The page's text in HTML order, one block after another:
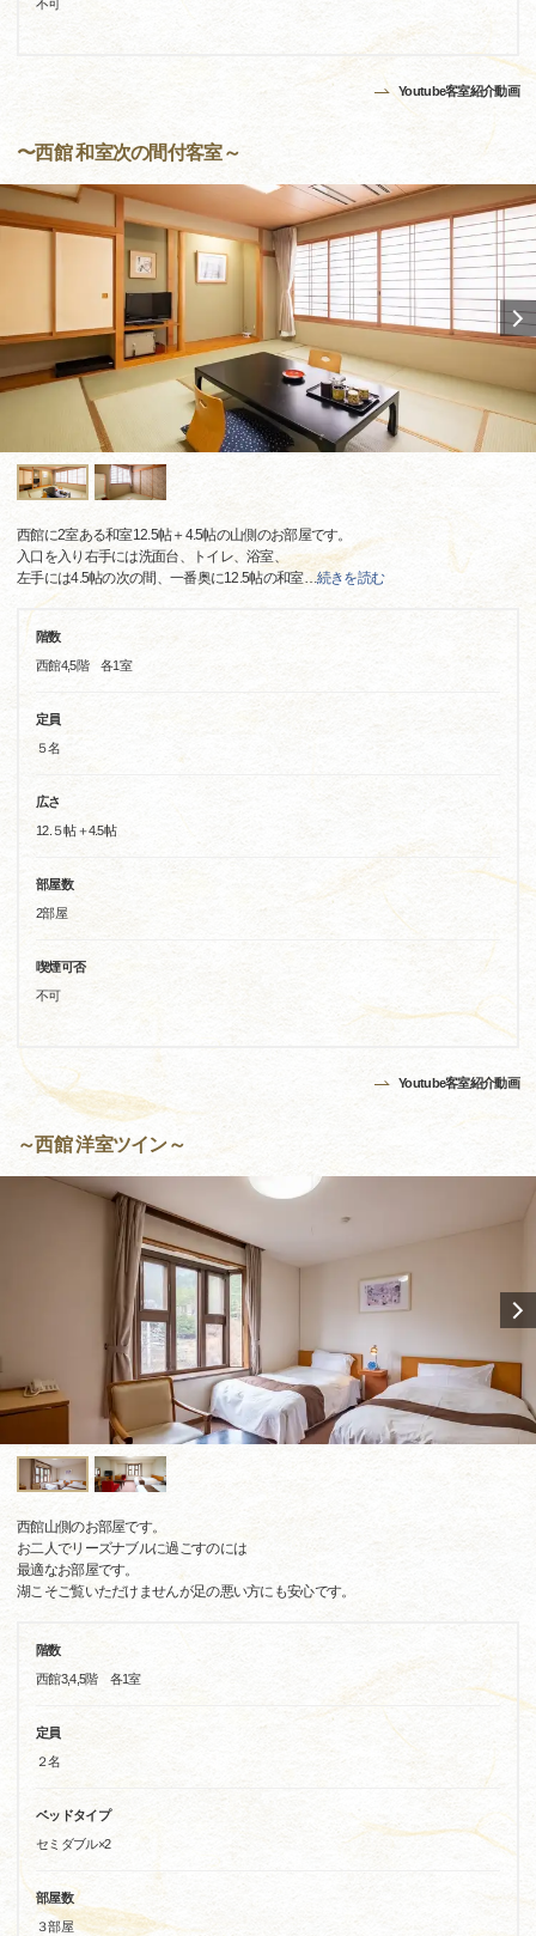
不可
Youtube客室紹介動画
〜西館 和室次の間付客室～
西館に2室ある和室12.5帖＋4.5帖の山側のお部屋です。
入口を入り右手には洗面台、トイレ、浴室、
左手には4.5帖の次の間、一番奥に12.5帖の和室…続きを読む
階数
西館4,5階 各1室
定員
５名
広さ
12.５帖＋4.5帖
部屋数
2部屋
喫煙可否
不可
Youtube客室紹介動画
～西館 洋室ツイン～
西館山側のお部屋です。
お二人でリーズナブルに過ごすのには
最適なお部屋です。
湖こそご覧いただけませんが足の悪い方にも安心です。
階数
西館3,4,5階 各1室
定員
２名
ベッドタイプ
セミダブル×2
部屋数
３部屋